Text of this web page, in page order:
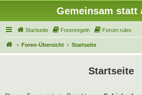
Gemeinsam statt
Startseite Forenregeln Forum rules
Foren-Übersicht Startseite
Startseite